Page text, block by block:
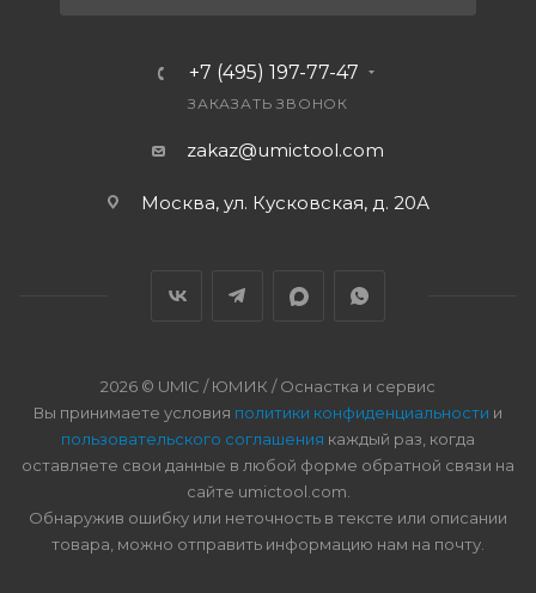
+7 (495) 197-77-47
ЗАКАЗАТЬ ЗВОНОК
zakaz@umictool.com
Москва, ул. Кусковская, д. 20А
2026 © UMIC / ЮМИК / Оснастка и сервис
Вы принимаете условия политики конфиденциальности и
пользовательского соглашения каждый раз, когда
оставляете свои данные в любой форме обратной связи на
сайте umictool.com.
Обнаружив ошибку или неточность в тексте или описании
товара, можно отправить информацию нам на почту.